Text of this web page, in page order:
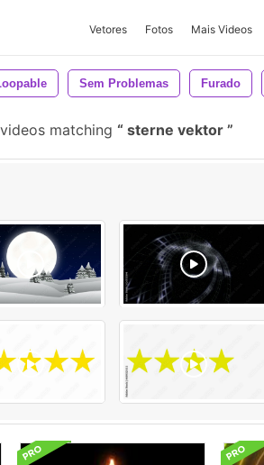
Vetores Fotos Mais Videos
Sem Problemas Furado
matching sterne vektor